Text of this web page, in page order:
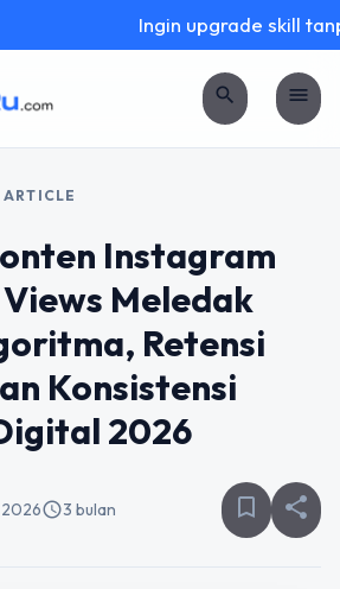
Ingin upgrade skill
search menu
ARTICLE
Instagram
Meledak
Retensi
Konsistensi
2026
2026schedule3 bulan bookmark_border share